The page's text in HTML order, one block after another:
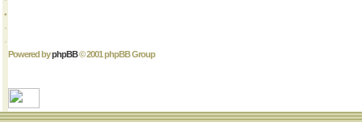
Powered byphpBB© 2001 phpBB Group